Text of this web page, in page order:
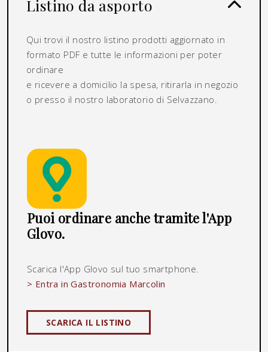
Listino da asporto
Qui trovi il nostro listino prodotti aggiornato in
formato PDF e tutte le informazioni per poter
ordinare
e ricevere a domicilio la spesa, ritirarla in negozio
o presso il nostro laboratorio di Selvazzano.
Puoi ordinare anche tramite l'App
Glovo.
Scarica l'App Glovo sul tuo smartphone.
> Entra in Gastronomia Marcolin
SCARICA IL LISTINO